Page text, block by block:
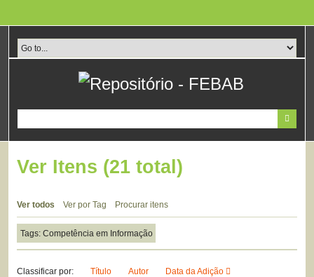
conteúdo
principal
Ver Itens (21 total)
Ver todos Ver por Tag Procurar itens
Tags: Competência em Informação
Classificar por: Título Autor Data da Adição